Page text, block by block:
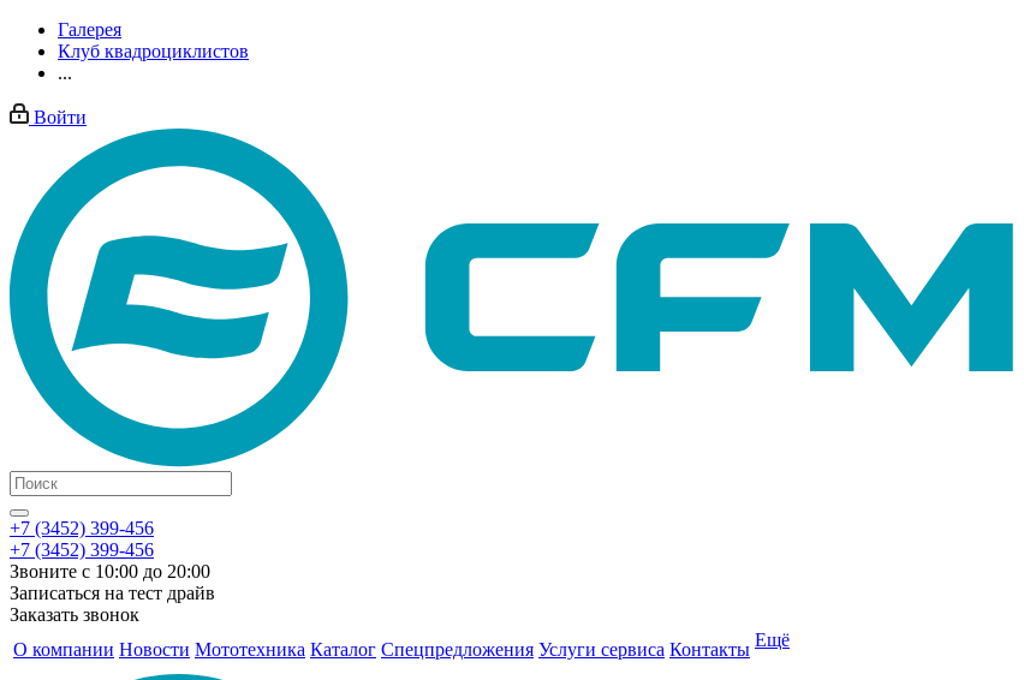
Галерея
Клуб квадроциклистов
...
Войти
+7 (3452) 399-456
+7 (3452) 399-456
Звоните с 10:00 до 20:00
Записаться на тест драйв
Заказать звонок
О компании Новости Мототехника Каталог Спецпредложения Услуги сервиса Контакты Ещё